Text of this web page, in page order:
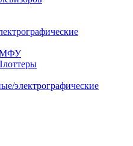
МФУ
электрографические